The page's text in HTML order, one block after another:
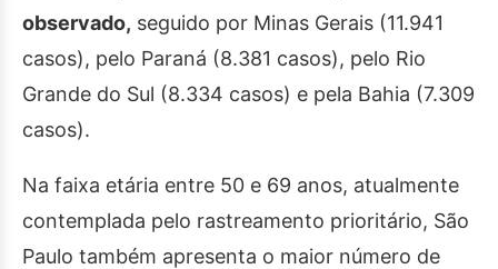
observado, seguido por Minas Gerais (11.941
casos), pelo Paraná (8.381 casos), pelo Rio
Grande do Sul (8.334 casos) e pela Bahia (7.309
casos).
Na faixa etária entre 50 e 69 anos, atualmente
contemplada pelo rastreamento prioritário, São
Paulo também apresenta o maior número de